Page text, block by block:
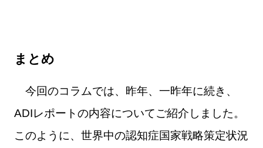
まとめ
今回のコラムでは、昨年、一昨年に続き、
ADIレポートの内容についてご紹介しました。
このように、世界中の認知症国家戦略策定状況